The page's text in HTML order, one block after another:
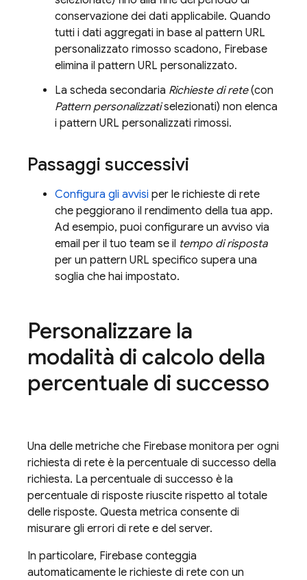
conservazione dei dati applicabile. Quando
tutti i dati aggregati in base al pattern URL
personalizzato rimosso scadono, Firebase
elimina il pattern URL personalizzato.
La scheda secondaria Richieste di rete(con
Pattern personalizzatiselezionati) non elenca
i pattern URL personalizzati rimossi.
Passaggi successivi
Configura gli avvisi per le richieste di rete
che peggiorano il rendimento della tua app.
Ad esempio, puoi configurare un avviso via
email per il tuo team se il tempo di risposta
per un pattern URL specifico supera una
soglia che hai impostato.
Personalizzare la
modalità di calcolo della
percentuale di successo
Una delle metriche che Firebase monitora per ogni
richiesta di rete è la percentuale di successo della
richiesta. La percentuale di successo è la
percentuale di risposte riuscite rispetto al totale
delle risposte. Questa metrica consente di
misurare gli errori di rete e del server.
In particolare, Firebase conteggia
automaticamente le richieste di rete con un